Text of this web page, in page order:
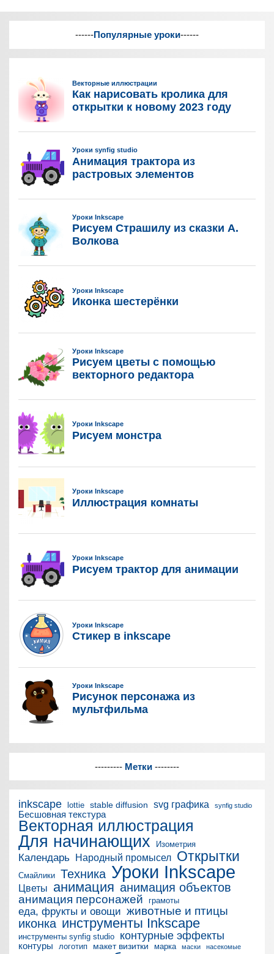
a
ni
ki
записям
------Популярные уроки------
--------- Метки --------
inkscape lottie stable diffusion svg графика synfig studio
Бесшовная текстура
Векторная иллюстрация
Для начинающих Изометрия
Календарь Народный промысел Открытки
Смайлики Техника Уроки Inkscape
Цветы анимация анимация объектов
анимация персонажей грамоты
еда, фрукты и овощи животные и птицы
иконка инструменты Inkscape
инструменты synfig studio контурные эффекты
контуры логотип макет визитки марка маски насекомые